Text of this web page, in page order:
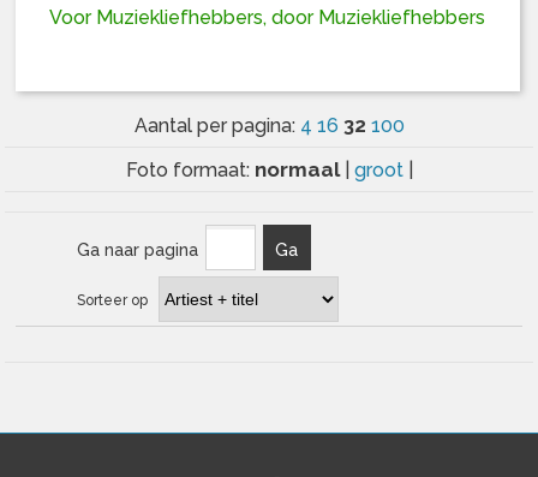
Voor Muziekliefhebbers, door Muziekliefhebbers
Aantal per pagina: 4 16 32 100
Foto formaat: normaal groot
Ga naar pagina Ga
Sorteer op